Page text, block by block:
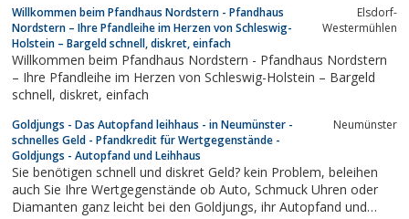
Willkommen beim Pfandhaus Nordstern - Pfandhaus
Nordstern – Ihre Pfandleihe im Herzen von Schleswig-
Holstein – Bargeld schnell, diskret, einfach
Elsdorf-
Westermühlen
Willkommen beim Pfandhaus Nordstern - Pfandhaus Nordstern
– Ihre Pfandleihe im Herzen von Schleswig-Holstein – Bargeld
schnell, diskret, einfach
Goldjungs - Das Autopfand leihhaus - in Neumünster -
schnelles Geld - Pfandkredit für Wertgegenstände -
Goldjungs - Autopfand und Leihhaus
Neumünster
Sie benötigen schnell und diskret Geld? kein Problem, beleihen
auch Sie Ihre Wertgegenstände ob Auto, Schmuck Uhren oder
Diamanten ganz leicht bei den Goldjungs, ihr Autopfand und